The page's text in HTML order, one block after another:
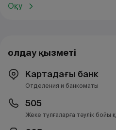
отыр. Төменде әрқайсысы
Оқу
Қолдау қызметі
Картадағы банк
Отделения и банкоматы
505
Жеке тұлғаларға тәулік бойы